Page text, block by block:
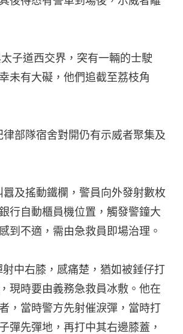
子道西交界，突有一輛的士駛
未有大礙，他們追截至荔枝角
部隊宿舍對開仍有示威者聚集及
及搖動鐵欄，警員向外發射數枚
行自動櫃員機位置，觸發警鐘大
到不適，需由急救員即場治理。
中右膝，感痛楚，猶如被錘仔打
現時要由義務急救員冰敷。他在
，當時警方先射催淚彈，當時打
彈先彈地，再打中其右邊膝蓋，